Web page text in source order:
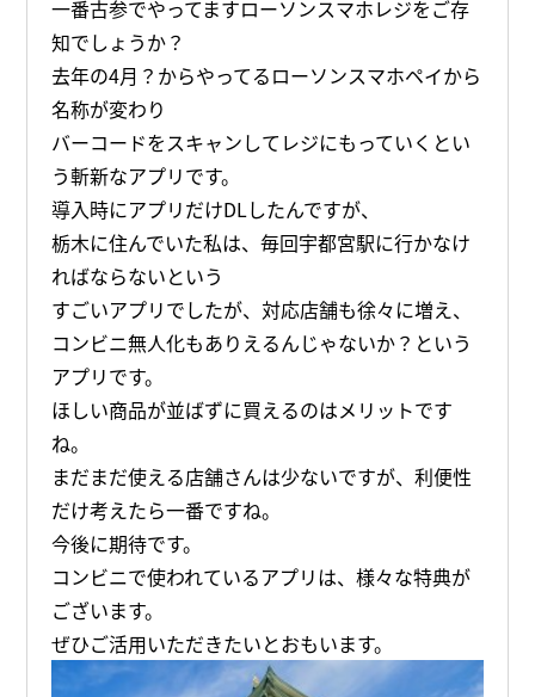
一番古参でやってますローソンスマホレジをご存
知でしょうか？
去年の4月？からやってるローソンスマホペイから
名称が変わり
バーコードをスキャンしてレジにもっていくとい
う斬新なアプリです。
導入時にアプリだけDLしたんですが、
栃木に住んでいた私は、毎回宇都宮駅に行かなけ
ればならないという
すごいアプリでしたが、対応店舗も徐々に増え、
コンビニ無人化もありえるんじゃないか？という
アプリです。
ほしい商品が並ばずに買えるのはメリットです
ね。
まだまだ使える店舗さんは少ないですが、利便性
だけ考えたら一番ですね。
今後に期待です。
コンビニで使われているアプリは、様々な特典が
ございます。
ぜひご活用いただきたいとおもいます。